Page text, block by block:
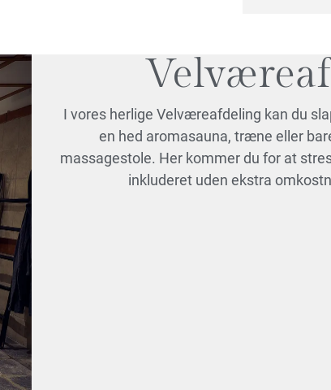
I vores herlige Velværeafdeling kan du
en hed aromasauna, træne eller
massagestole. Her kommer du for at
inkluderet uden ekstra